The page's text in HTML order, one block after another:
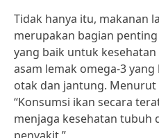
Tidak hanya itu, makanan
merupakan bagian
yang baik untuk
asam lemak omega-3
otak dan jantung. Menurut
“Konsumsi ikan secara
menjaga kesehatan tubuh